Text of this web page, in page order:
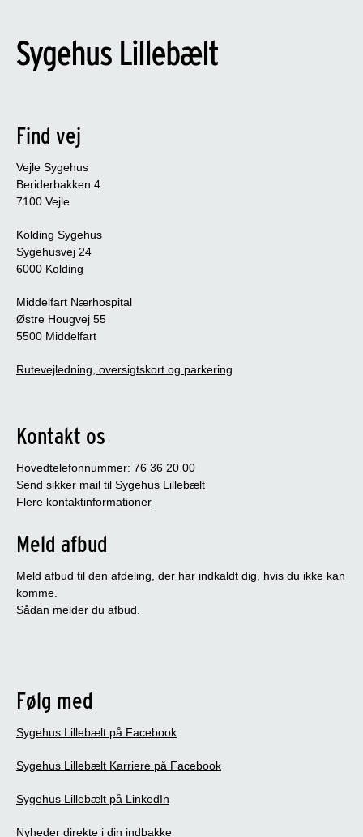
Find vej
Vejle Sygehus
Beriderbakken 4
7100 Vejle
Kolding Sygehus
Sygehusvej 24
6000 Kolding
Middelfart Nærhospital
Østre Hougvej 55
5500 Middelfart
Rutevejledning, oversigtskort og parkering
Kontakt os
Hovedtelefonnummer: 76 36 20 00
Send sikker mail til Sygehus Lillebælt
Flere kontaktinformationer
Meld afbud
Meld afbud til den afdeling, der har indkaldt dig, hvis du ikke kan
komme.
Sådan melder du afbud.
Følg med
Sygehus Lillebælt på Facebook
Sygehus Lillebælt Karriere på Facebook
Sygehus Lillebælt på LinkedIn
Nyheder direkte i din indbakke